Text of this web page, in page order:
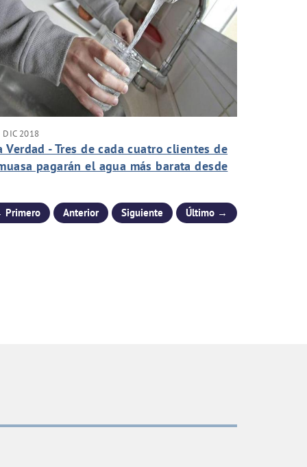
DIC 2018
Verdad - Tres de cada cuatro clientes de
pagarán el agua más barata desde
Anterior Siguiente Último →